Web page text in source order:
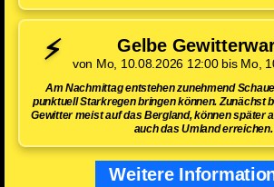
⚡ Gelbe
von Mo, 10.08.2026 12:00 bis Mo,
Am Nachmittag entstehen zunehmend
punktuell Starkregen bringen können. Zunächst
Gewitter meist auf das Bergland, können später
auch das Umland erreichen.
Weitere